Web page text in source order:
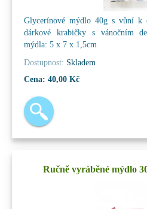
Glycerínové mýdlo 40g s vůní k
dárkové krabičky s vánočním
mýdla: 5 x 7 x 1,5cm
Dostupnost: Skladem
Cena: 40,00 Kč
Ručně vyráběné mýdlo